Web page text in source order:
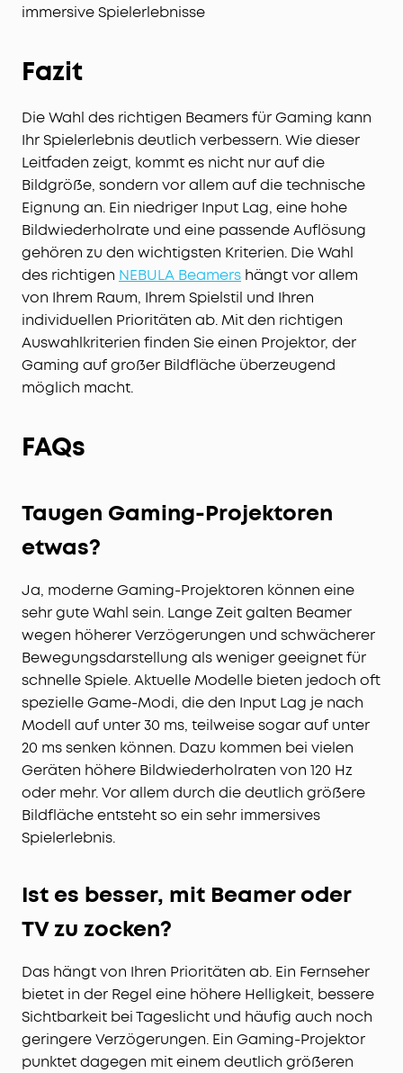
immersive Spielerlebnisse
Fazit
Die Wahl des richtigen Beamers für Gaming kann
Ihr Spielerlebnis deutlich verbessern. Wie dieser
Leitfaden zeigt, kommt es nicht nur auf die
Bildgröße, sondern vor allem auf die technische
Eignung an. Ein niedriger Input Lag, eine hohe
Bildwiederholrate und eine passende Auflösung
gehören zu den wichtigsten Kriterien. Die Wahl
des richtigen NEBULA Beamers hängt vor allem
von Ihrem Raum, Ihrem Spielstil und Ihren
individuellen Prioritäten ab. Mit den richtigen
Auswahlkriterien finden Sie einen Projektor, der
Gaming auf großer Bildfläche überzeugend
möglich macht.
FAQs
Taugen Gaming-Projektoren
etwas?
Ja, moderne Gaming-Projektoren können eine
sehr gute Wahl sein. Lange Zeit galten Beamer
wegen höherer Verzögerungen und schwächerer
Bewegungsdarstellung als weniger geeignet für
schnelle Spiele. Aktuelle Modelle bieten jedoch oft
spezielle Game-Modi, die den Input Lag je nach
Modell auf unter 30 ms, teilweise sogar auf unter
20 ms senken können. Dazu kommen bei vielen
Geräten höhere Bildwiederholraten von 120 Hz
oder mehr. Vor allem durch die deutlich größere
Bildfläche entsteht so ein sehr immersives
Spielerlebnis.
Ist es besser, mit Beamer oder
TV zu zocken?
Das hängt von Ihren Prioritäten ab. Ein Fernseher
bietet in der Regel eine höhere Helligkeit, bessere
Sichtbarkeit bei Tageslicht und häufig auch noch
geringere Verzögerungen. Ein Gaming-Projektor
punktet dagegen mit einem deutlich größeren